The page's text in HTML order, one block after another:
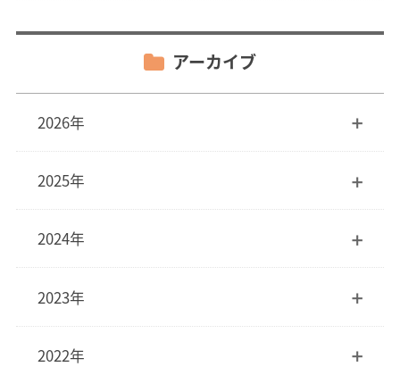
アーカイブ
2026年
2025年
2024年
2023年
2022年